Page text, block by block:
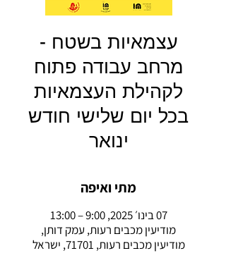
עצמאיות בשטח -
מרחב עבודה פתוח
לקהילת העצמאיות
בכל יום שלישי חודש
ינואר
מתי ואיפה
07 בינו׳ 2025, 9:00 – 13:00
מודיעין מכבים רעות, עמק דותן,
מודיעין מכבים רעות, 71701, ישראל